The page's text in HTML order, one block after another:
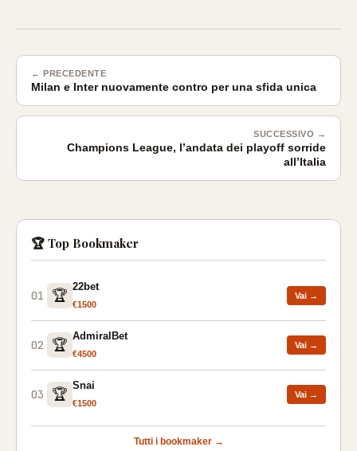
← PRECEDENTE
Milan e Inter nuovamente contro per una sfida unica
SUCCESSIVO →
Champions League, l’andata dei playoff sorride
all’Italia
🏆 Top Bookmaker
01 🏆
22bet
€1500
Vai →
02 🏆
AdmiralBet
€4500
Vai →
03 🏆
Snai
€1500
Vai →
Tutti i bookmaker →